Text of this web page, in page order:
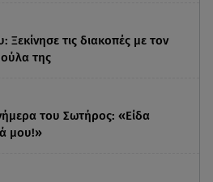
Ξεκίνησε τις διακοπές με τον
της
του Σωτήρος: «Είδα
μου!»